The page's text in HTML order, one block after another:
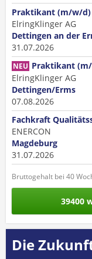
Praktikant (m/w/
ElringKlinger AG
Dettingen an der
31.07.2026
NEU Praktikant
ElringKlinger AG
Dettingen/Erms
07.08.2026
Fachkraft
ENERCON
Magdeburg
31.07.2026
Bruttogehalt bei 40
39400
Die